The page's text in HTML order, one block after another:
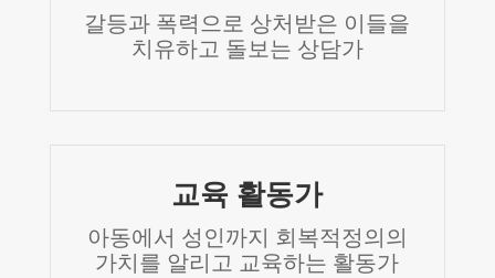
갈등과 폭력으로 상처받은 이들을
치유하고 돌보는 상담가
교육 활동가
아동에서 성인까지 회복적정의의
가치를 알리고 교육하는 활동가